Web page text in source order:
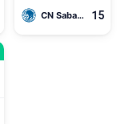
CN Sabadell 15